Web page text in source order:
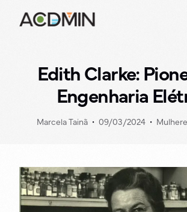
Edith Clarke:
Engenharia
Marcela Tainã 09/03/2024